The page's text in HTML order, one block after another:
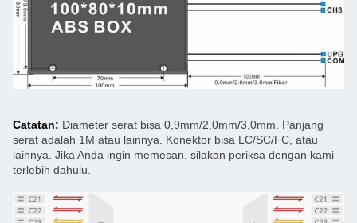
Catatan: Diameter serat bisa 0,9mm/2,0mm/3,0mm. Panjang
serat adalah 1M atau lainnya. Konektor bisa LC/SC/FC, atau
lainnya. Jika Anda ingin memesan, silakan periksa dengan kami
terlebih dahulu.